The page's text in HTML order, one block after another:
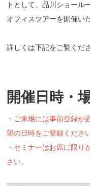
トとして、品川ショール
オフィスツアーを開催い
詳しくは下記をご覧くだ
開催日時・
・ご来場には事前登録が
望の日時をご登録ください
・セミナーはお席に限り
さい。